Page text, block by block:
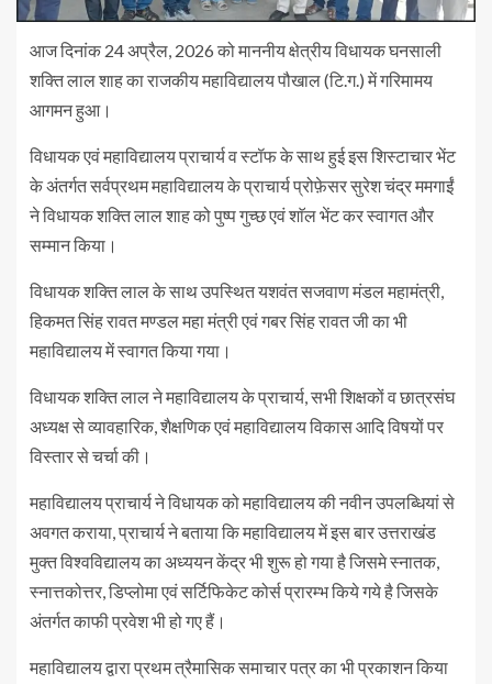
आज दिनांक 24 अप्रैल, 2026 को माननीय क्षेत्रीय विधायक घनसाली
शक्ति लाल शाह का राजकीय महाविद्यालय पौखाल (टि.ग.) में गरिमामय
आगमन हुआ।
विधायक एवं महाविद्यालय प्राचार्य व स्टॉफ के साथ हुई इस शिस्टाचार भेंट
के अंतर्गत सर्वप्रथम महाविद्यालय के प्राचार्य प्रोफ़ेसर सुरेश चंद्र ममगाईं
ने विधायक शक्ति लाल शाह को पुष्प गुच्छ एवं शाॅल भेंट कर स्वागत और
सम्मान किया।
विधायक शक्ति लाल के साथ उपस्थित यशवंत सजवाण मंडल महामंत्री,
हिकमत सिंह रावत मण्डल महा मंत्री एवं गबर सिंह रावत जी का भी
महाविद्यालय में स्वागत किया गया।
विधायक शक्ति लाल ने महाविद्यालय के प्राचार्य, सभी शिक्षकों व छात्रसंघ
अध्यक्ष से व्यावहारिक, शैक्षणिक एवं महाविद्यालय विकास आदि विषयों पर
विस्तार से चर्चा की।
महाविद्यालय प्राचार्य ने विधायक को महाविद्यालय की नवीन उपलब्धियां से
अवगत कराया, प्राचार्य ने बताया कि महाविद्यालय में इस बार उत्तराखंड
मुक्त विश्वविद्यालय का अध्ययन केंद्र भी शुरू हो गया है जिसमे स्नातक,
स्नात्तकोत्तर, डिप्लोमा एवं सर्टिफिकेट कोर्स प्रारम्भ किये गये है जिसके
अंतर्गत काफी प्रवेश भी हो गए हैं।
महाविद्यालय द्वारा प्रथम त्रैमासिक समाचार पत्र का भी प्रकाशन किया